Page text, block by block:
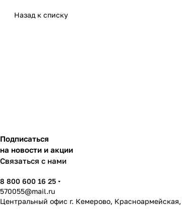
Назад к списку
Подписаться
на новости и акции
Связаться с нами
8 800 600 16 25
570055@mail.ru
Центральный офис г. Кемерово, Красноармейская,